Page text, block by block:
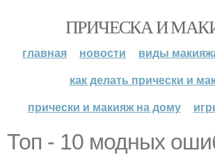
ПРИЧЕСКА И
главная новости
виды
как делать прически и
прически и макияж на дому
Топ - 10 модных